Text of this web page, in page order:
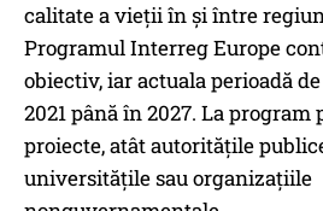
calitate a vieții în și între
Programul Interreg Europe
obiectiv, iar actuala perioadă
2021 până în 2027. La
proiecte, atât autoritățile
universitățile sau organizațiile